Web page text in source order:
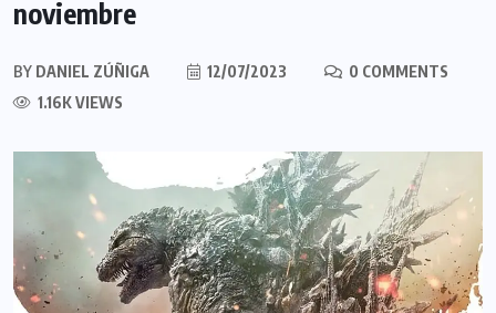
noviembre
BY DANIEL ZÚÑIGA 12/07/2023
0 COMMENTS
1.16K VIEWS